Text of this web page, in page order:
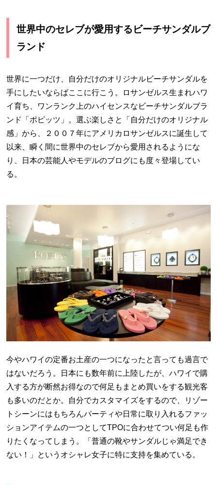
世界中のセレブが愛用するビーチサンダルブ
ランド
世界に一つだけ、自分だけのオリジナルビーチサンダルを
手にしたいならばここに行こう。ロサンゼルス生まれハワ
イ育ち、ワンランク上のハイセンスなビーチサンダルブラ
ンド「ポピッツ」。選ぶ楽しさと「自分だけのオリジナル
感」から、２００７年にアメリカロサンゼルスに誕生して
以来、瞬く間に世界中のセレブから愛用されるようにな
り、日本の芸能人やモデルのブログにも度々登場してい
る。
今やハワイの定番お土産の一つになったと言っても過言で
はないだろう。日本にも数年前に上陸したが、ハワイで購
入する方が断然お得なので何足もまとめ買いをする観光客
も多いのだとか。自分でカスタマイズをするので、リゾー
トシーンにはもちろんパーティや日常に取り入れるファッ
ションアイテムの一つとしてTPOに合わせてつい何足も作
りたくなってしまう。「普通の靴やサンダルじゃ満足でき
ない！」というオシャレ女子に特に支持を集めている。